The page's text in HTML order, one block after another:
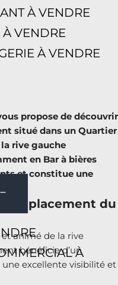
À VENDRE
VENDRE
À VENDRE
À
propose de découvrir
situé dans un Quartier
rive gauche
en Bar à bières
et constitue une
du
animé de la rive
bénéficie d’un
excellente visibilité et